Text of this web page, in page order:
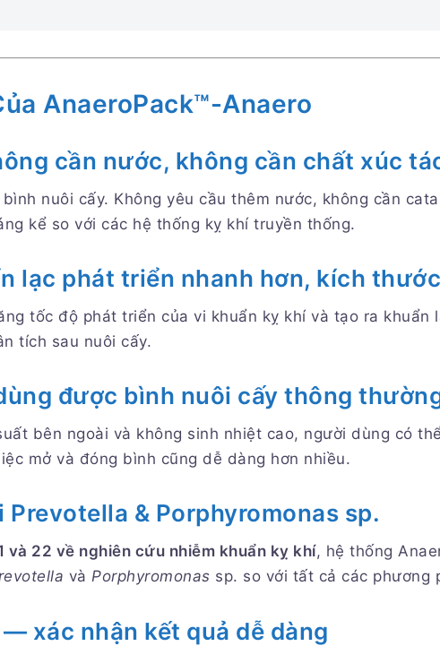
AnaeroPack™-Anaero
cần nước, không cần chất xúc
nuôi cấy. Không yêu cầu thêm nước, không cần
kể so với các hệ thống kỵ khí truyền thống.
lạc phát triển nhanh hơn, kích
tốc độ phát triển của vi khuẩn kỵ khí và tạo ra
tích sau nuôi cấy.
được bình nuôi cấy thông
bên ngoài và không sinh nhiệt cao, người dùng có
mở và đóng bình cũng dễ dàng hơn nhiều.
& Porphyromonas sp.
và 22 về nghiên cứu nhiễm khuẩn kỵ khí, hệ thống
và Porphyromonas sp. so với tất cả các phương
xác nhận kết quả dễ dàng